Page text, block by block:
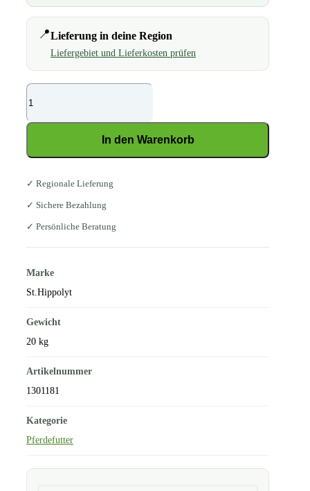
📍Lieferung in deine Region
Liefergebiet und Lieferkosten prüfen
St.Hippolyt
Hesta
Mix
In den Warenkorb
✓ Regionale Lieferung
✓ Sichere Bezahlung
✓ Persönliche Beratung
Marke
St.Hippolyt
Gewicht
20 kg
Artikelnummer
1301181
Kategorie
Pferdefutter